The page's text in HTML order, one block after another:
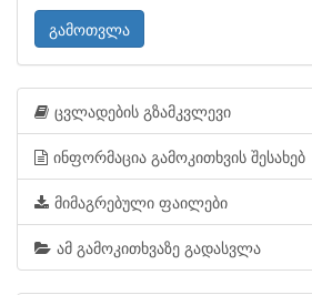
გამოთვლა
ცვლადების გზამკვლევი
ინფორმაცია გამოკითხვის შესახებ
მიმაგრებული ფაილები
ამ გამოკითხვაზე გადასვლა